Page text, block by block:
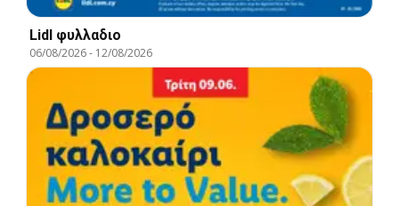
Lidl φυλλαδιο
06/08/2026- 12/08/2026